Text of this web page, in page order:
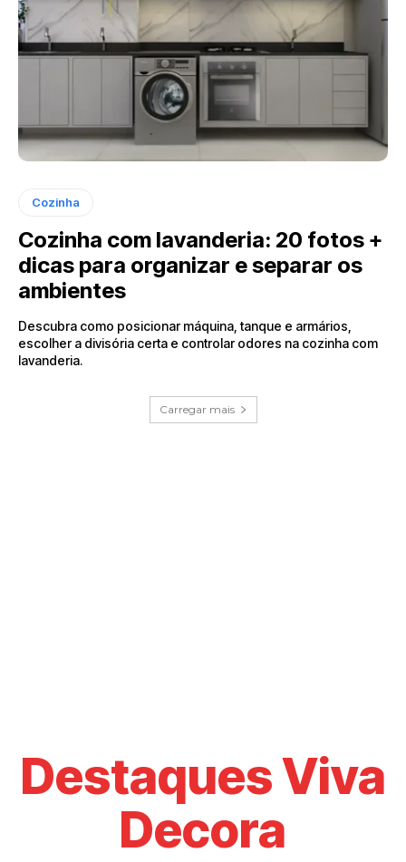
Cozinha
Cozinha com lavanderia: 20 fotos +
dicas para organizar e separar os
ambientes
Descubra como posicionar máquina, tanque e armários,
escolher a divisória certa e controlar odores na cozinha com
lavanderia.
Carregar mais
Destaques Viva
Decora